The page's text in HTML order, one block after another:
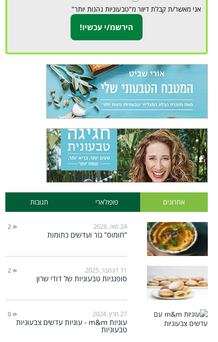
אני מאשר/ת קבלת דיוור מ"טבעוניות נהנות יותר"
אחרונים פופולארי תגובות
24 מאי, 2026 2
"חומוס" גזר ועדשים כתומות
11 דצמבר, 2025 2
סופגניות טבעוניות של דודי שרון
27 מרץ, 2024 0
עוגיות m&m - עוגיות עדשים צבעוניות
טבעוניות